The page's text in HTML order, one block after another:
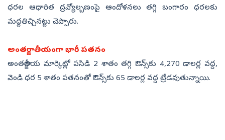
ధరల ఆధారిత ద్రవ్యోల్బణంపై ఆందోళనలు తగ్గి బంగారం ధరలకు
మద్దతిచ్చినట్టు చెప్పారు.
అంతర్జాతీయంగా భారీ పతనం
అంతర్జాతీయ మార్కెట్లో పసిడి 2 శాతం తగ్గి ఔన్స్‌కు 4,270 డాలర్ల వద్ద,
వెండి ధర 5 శాతం పతనంతో ఔన్స్‌కు 65 డాలర్ల వద్ద ట్రేడవుతున్నాయి.